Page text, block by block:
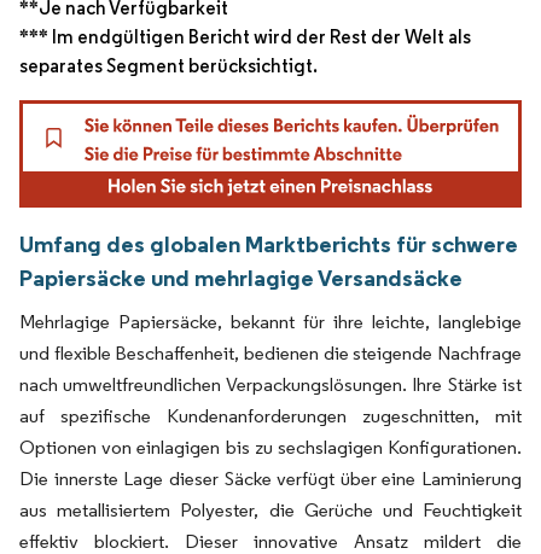
**Je nach Verfügbarkeit
*** Im endgültigen Bericht wird der Rest der Welt als
separates Segment berücksichtigt.
Umfang des globalen Marktberichts für schwere
Papiersäcke und mehrlagige Versandsäcke
Mehrlagige Papiersäcke, bekannt für ihre leichte, langlebige
und flexible Beschaffenheit, bedienen die steigende Nachfrage
nach umweltfreundlichen Verpackungslösungen. Ihre Stärke ist
auf spezifische Kundenanforderungen zugeschnitten, mit
Optionen von einlagigen bis zu sechslagigen Konfigurationen.
Die innerste Lage dieser Säcke verfügt über eine Laminierung
aus metallisiertem Polyester, die Gerüche und Feuchtigkeit
effektiv blockiert. Dieser innovative Ansatz mildert die